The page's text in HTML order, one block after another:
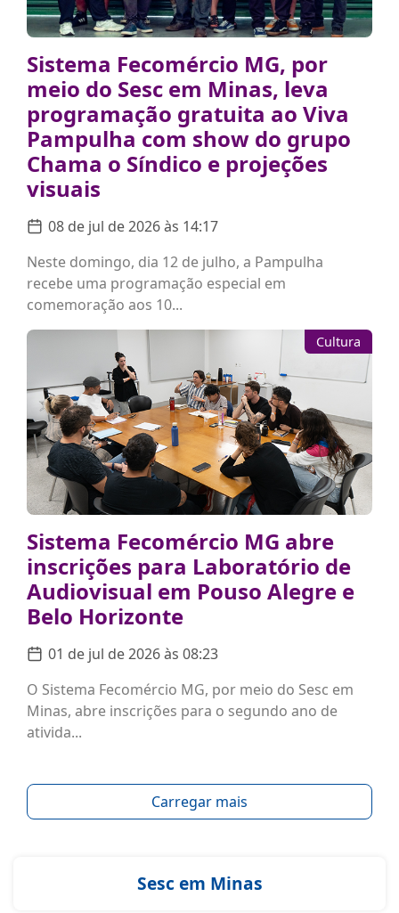
Sistema Fecomércio MG, por
meio do Sesc em Minas, leva
programação gratuita ao Viva
Pampulha com show do grupo
Chama o Síndico e projeções
visuais
08 de jul de 2026 às 14:17
Neste domingo, dia 12 de julho, a Pampulha
recebe uma programação especial em
comemoração aos 10...
Cultura
Sistema Fecomércio MG abre
inscrições para Laboratório de
Audiovisual em Pouso Alegre e
Belo Horizonte
01 de jul de 2026 às 08:23
O Sistema Fecomércio MG, por meio do Sesc em
Minas, abre inscrições para o segundo ano de
ativida...
Carregar mais
Sesc em Minas